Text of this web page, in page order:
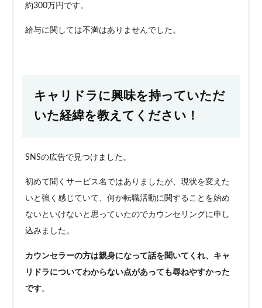
約300万円です。
給与に関しては不満はありませんでした。
キャリドラに興味を持っていただ
いた経緯を教えてください！
SNSの広告で見つけました。
初めて聞くサービス名ではありましたが、現状を変えた
いと強く感じていて、何か転職活動に関することを始め
ないといけないと思っていたのでカウンセリングに申し
込みました。
カウンセラーの方は親身になって話を聞いてくれ、キャ
リドラについてわからない点があっても尋ねやすかった
です。